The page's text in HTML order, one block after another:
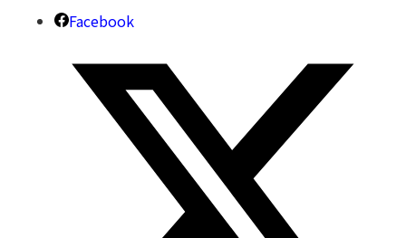
Facebook